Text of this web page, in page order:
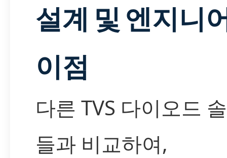
설계 및 엔지니
이점
다른 TVS 다이오드
들과 비교하여,